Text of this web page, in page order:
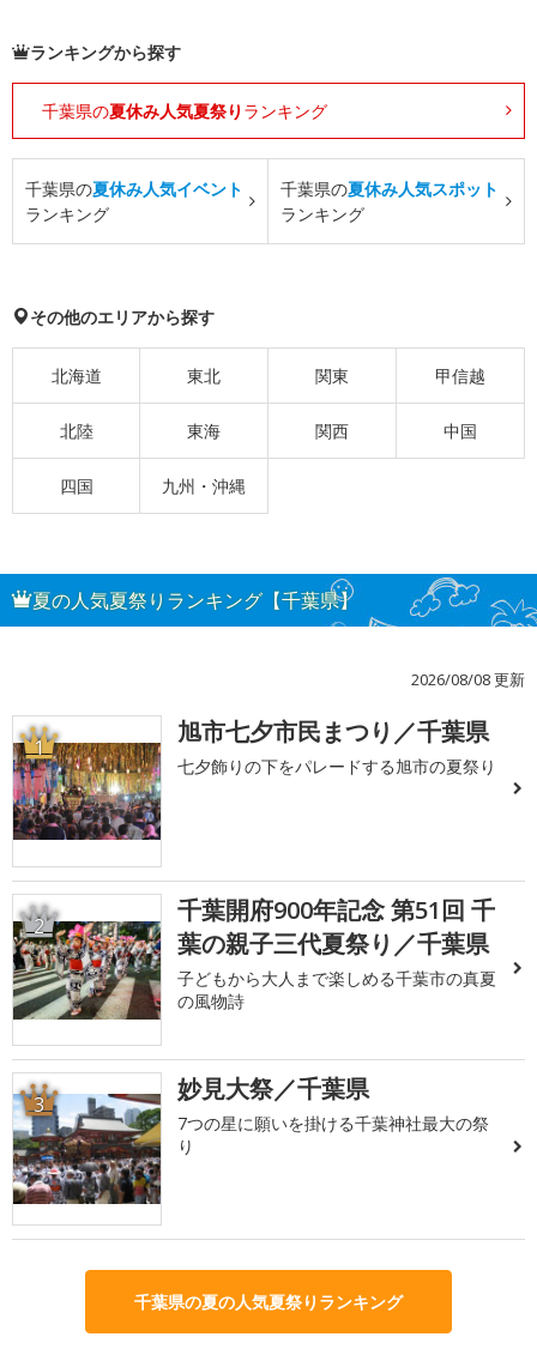
ランキングから探す
千葉県の夏休み人気夏祭り ランキング
千葉県の夏休み人気イベント
ランキング
千葉県の夏休み人気スポット
ランキング
その他のエリアから探す
北海道 東北 関東 甲信越
北陸 東海 関西 中国
四国 九州・沖縄
夏の人気夏祭りランキング【千葉県】
2026/08/08 更新
1 旭市七夕市民まつり／千葉県
七夕飾りの下をパレードする旭市の夏祭り
2
千葉開府900年記念 第51回 千
葉の親子三代夏祭り／千葉県
子どもから大人まで楽しめる千葉市の真夏
の風物詩
3 妙見大祭／千葉県
7つの星に願いを掛ける千葉神社最大の祭
り
千葉県の夏の人気夏祭りランキング